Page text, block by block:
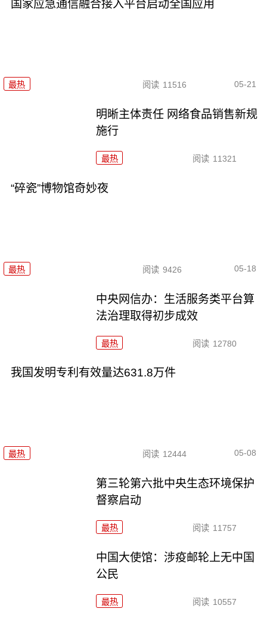
国家应急通信融合接入平台启动全国应用
最热 阅读 11516 05-21
明晰主体责任 网络食品销售新规
施行
最热 阅读 11321
“碎瓷”博物馆奇妙夜
最热 阅读 9426 05-18
中央网信办：生活服务类平台算
法治理取得初步成效
最热 阅读 12780
我国发明专利有效量达631.8万件
最热 阅读 12444 05-08
第三轮第六批中央生态环境保护
督察启动
最热 阅读 11757
中国大使馆：涉疫邮轮上无中国
公民
最热 阅读 10557